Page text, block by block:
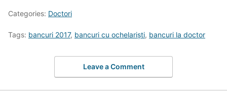
Categories: Doctori
Tags: bancuri 2017, bancuri cu ochelarişti, bancuri la doctor
Leave a Comment